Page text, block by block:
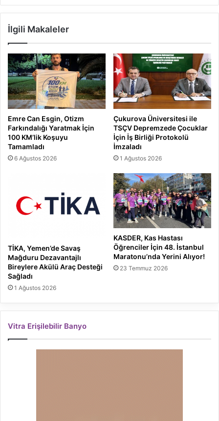
İlgili Makaleler
Emre Can Esgin, Otizm
Farkındalığı Yaratmak İçin
100 KM’lik Koşuyu
Tamamladı
6 Ağustos 2026
Çukurova Üniversitesi ile
TSÇV Depremzede Çocuklar
İçin İş Birliği Protokolü
İmzaladı
1 Ağustos 2026
TİKA, Yemen’de Savaş
Mağduru Dezavantajlı
Bireylere Akülü Araç Desteği
Sağladı
1 Ağustos 2026
KASDER, Kas Hastası
Öğrenciler İçin 48. İstanbul
Maratonu’nda Yerini Alıyor!
23 Temmuz 2026
Vitra Erişilebilir Banyo